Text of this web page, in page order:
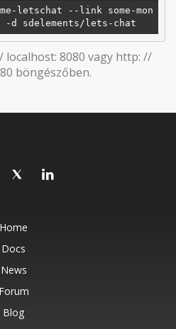
letschat --link some-mon
localhost: 8080 vagy http: //
böngészőben.
Home
Docs
News
Forum
Blog